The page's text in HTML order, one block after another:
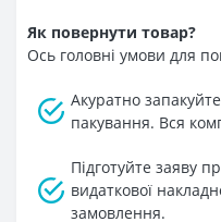
Як повернути товар?
Ось головні умови для
Акуратно
пакування. Вся
Підготуйте заяву
видаткової
замовлення.